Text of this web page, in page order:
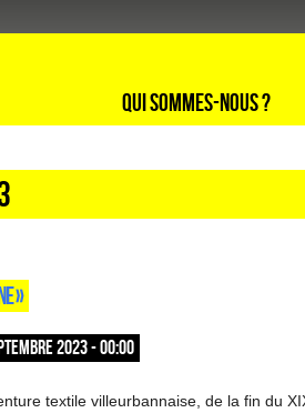
Qui sommes-nous ?
»
2023 - 00:00
textile villeurbannaise, de la fin du